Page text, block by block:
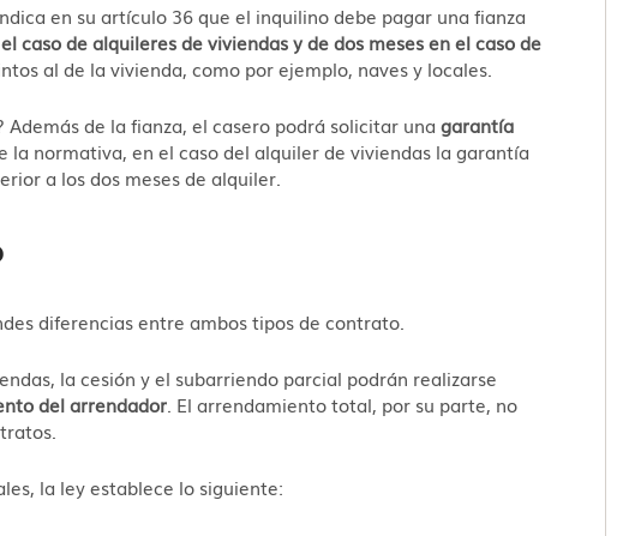
en su artículo 36 que el inquilino debe pagar una fianza
caso de alquileres de viviendas y de dos meses en el caso de
al de la vivienda, como por ejemplo, naves y locales.
Además de la fianza, el casero podrá solicitar unagarantía
la normativa, en el caso del alquiler de viviendas la garantía
a los dos meses de alquiler.
diferencias entre ambos tipos de contrato.
la cesión y el subarriendo parcial podrán realizarse
del arrendador . El arrendamiento total, por su parte, no
la ley establece lo siguiente: